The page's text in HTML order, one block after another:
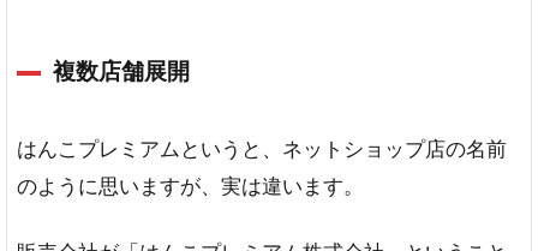
彫
応
が
複数店舗展開
はんこプレミアムというと、ネットショップ店の名前
のように思いますが、実は違います。